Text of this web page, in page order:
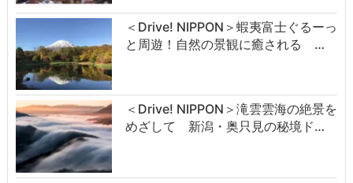
＜Drive! NIPPON＞蝦夷富士ぐるーっ
と周遊！自然の景観に癒される …
＜Drive! NIPPON＞滝雲雲海の絶景を
めざして 新潟・奥只見の秘境ド…